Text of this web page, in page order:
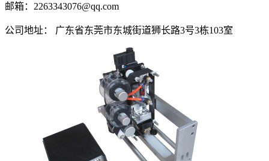
邮箱：2263343076@qq.com
公司地址： 广东省东莞市东城街道狮长路3号3栋103室